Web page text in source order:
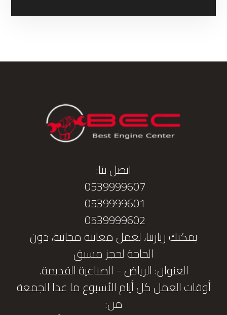
اتصل بنا:
0539999607
0539999601
0539999602
يمكنك زيارتنا، لعمل معاينة مجانية، دون
الحاجة لحجز مسبق
العنوان: الرياض - الصناعية القديمة.
أوقات العمل كل أيام الأسبوع ما عدا الجمعة
من: